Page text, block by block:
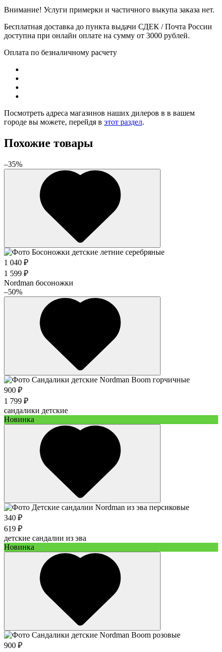
Внимание! Услуги примерки и частичного выкупа заказа нет.
Бесплатная доставка до пункта выдачи СДЕК / Почта России
доступна при онлайн оплате на сумму от 3000 рублей.
Оплата по безналичному расчету
Посмотреть адреса магазинов наших дилеров в в вашем
городе вы можете, перейдя в этот раздел.
Похожие товары
–35%
1 040 ₽
1 599 ₽
Nordman босоножки
–50%
900 ₽
1 799 ₽
сандалики детские
Новинка
340 ₽
619 ₽
детские сандалии из эва
Новинка
900 ₽